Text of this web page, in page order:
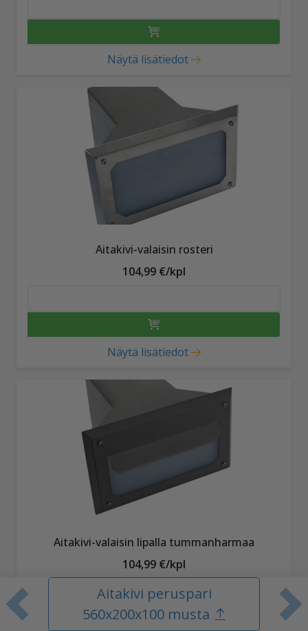
Edellinen tuote
Aitakivi peruspari
560x200x100 musta
Näytä lisätiedot
Aitakivi-valaisin rosteri
104,99 €/kpl
Näytä lisätiedot
Aitakivi-valaisin lipalla tummanharmaa
104,99 €/kpl